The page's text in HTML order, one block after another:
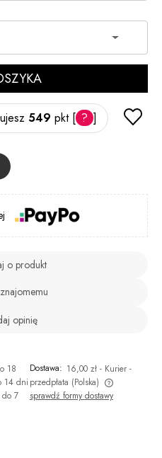
549 pkt [ ? ]
o produkt
opinię
18
14 dni
do 7
Dostawa: 16,00 zł - Kurier -
przedpłata (Polska)
płatności
sprawdź formy dostawy